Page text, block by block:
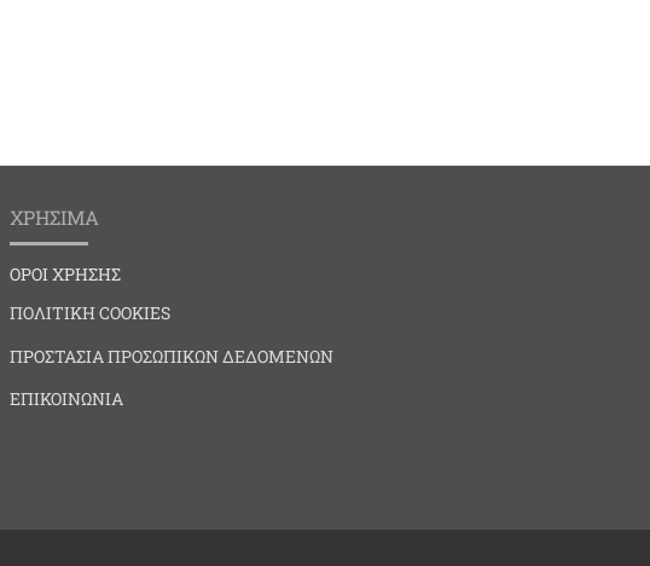
ΧΡΗΣΙΜΑ
ΟΡΟΙ ΧΡΗΣΗΣ
ΠΟΛΙΤΙΚΗ COOKIES
ΠΡΟΣΤΑΣΙΑ ΠΡΟΣΩΠΙΚΩΝ ΔΕΔΟΜΕΝΩΝ
ΕΠΙΚΟΙΝΩΝΙΑ